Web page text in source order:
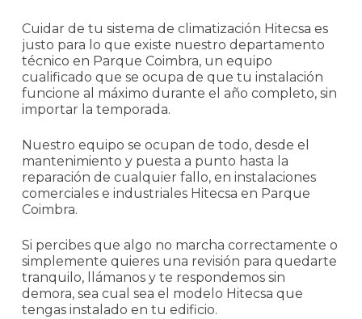
Cuidar de tu sistema de climatización Hitecsa es
justo para lo que existe nuestro departamento
técnico en Parque Coimbra, un equipo
cualificado que se ocupa de que tu instalación
funcione al máximo durante el año completo, sin
importar la temporada.
Nuestro equipo se ocupan de todo, desde el
mantenimiento y puesta a punto hasta la
reparación de cualquier fallo, en instalaciones
comerciales e industriales Hitecsa en Parque
Coimbra.
Si percibes que algo no marcha correctamente o
simplemente quieres una revisión para quedarte
tranquilo, llámanos y te respondemos sin
demora, sea cual sea el modelo Hitecsa que
tengas instalado en tu edificio.